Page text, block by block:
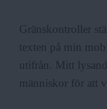
Gränskontroller
texten på min
utifrån. Mitt
människor för att